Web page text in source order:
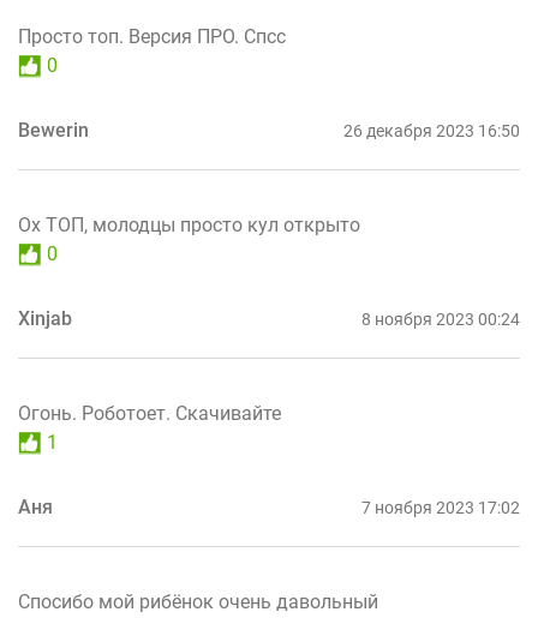
Просто топ. Версия ПРО. Спсс
0
Bewerin 26 декабря 2023 16:50
Ох ТОП, молодцы просто кул открыто
0
Xinjab 8 ноября 2023 00:24
Огонь. Роботоет. Скачивайте
1
Аня 7 ноября 2023 17:02
Спосибо мой рибëнок очень давольный